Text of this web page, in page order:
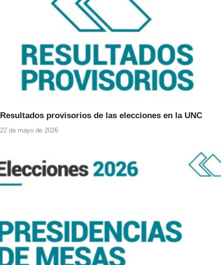
Resultados provisorios de las elecciones en la UNC
22 de mayo de 2026